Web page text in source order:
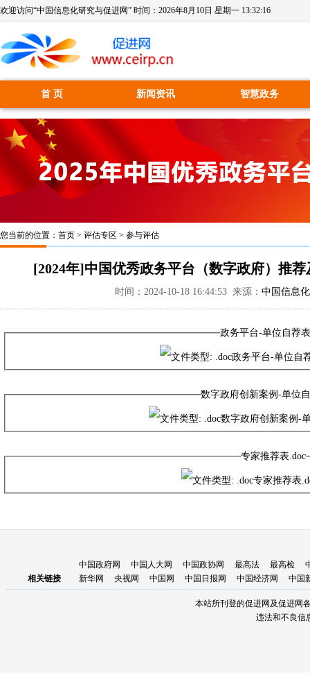
欢迎访问“中国信息化研究与促进网” 时间： 2026年8月10日 星期一 13:32:16
首 页 新闻资讯 智慧政务
您当前的位置： 首页 > 评估专区 > 参与评估
[2024年]中国优秀政务平台（数字政府）推
时间：2024-10-18 16:44:53 来源： 中国信息
政务平台-单位自荐
政务平台-单位自
数字政府创新案例-单位
数字政府创新案例-
专家推荐表.doc
专家推荐表
相关链接
中国政府网 中国人大网 中国政协网 最高法 最高检
新华网
央视网 中国网 中国日报网 中国经济网 中国
本站所刊登的促进网及促进网
违法和不良信